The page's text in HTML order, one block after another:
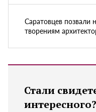
Саратовцев позвали
творениям
Стали
интересного?